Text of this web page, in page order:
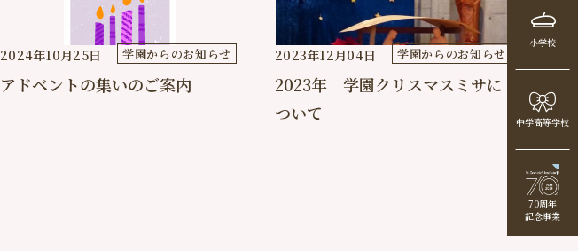
2024年10月25日 学園からのお知らせ
アドベントの集いのご案内
2023年12月04日 学園からのお知らせ
2023年 学園クリスマスミサに
ついて
小学校
中学高等学校
70周年
記念事業